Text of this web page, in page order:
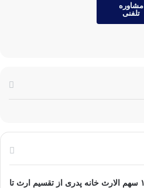
مشاوره
تلفنی
صفر تا ۱۰۰ سهم الارث خانه پدری از تقسیم ارث تا